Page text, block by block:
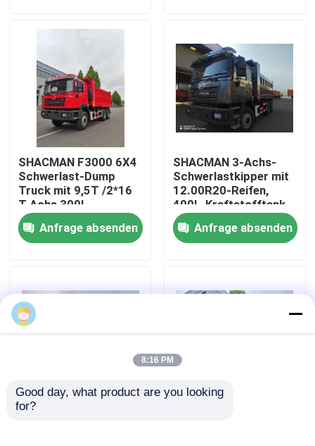
Produkte
Über uns
Werksbesichtigung
Qualitätskontrolle
Neuigkeiten
Schwerer Kipplaster
SHACMAN F3000 6X4
Schwerlast-Dump
Truck mit 9,5T /2*16
T Achs 300L
Kraftstoffbehälter
und 3775+1400 mm
Radstand
Anfrage absenden
SHACMAN 3-Achs-
Schwerlastkipper mit
12.00R20-Reifen,
400L-Kraftstofftank
und manuellem
Getriebe, 430 PS Euro
II, 25 Tonnen
Anfrage absenden
SHACMAN X3000
8:16 PM
Good day, what product are you looking
for?